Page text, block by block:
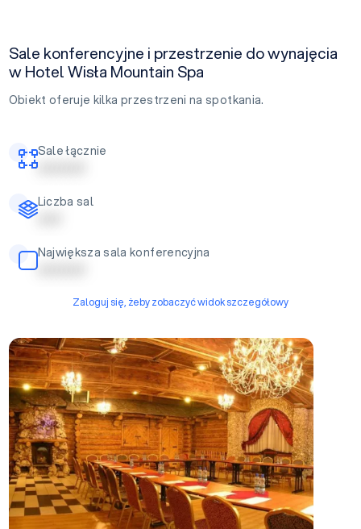
Sale konferencyjne i przestrzenie do wynajęcia
w Hotel Wisła Mountain Spa
Obiekt oferuje kilka przestrzeni na spotkania.
Sale łącznie
| | | | | | | | | |
Liczba sal
| | | | |
Największa sala konferencyjna
| | | | | | | | | |
Zaloguj się, żeby zobaczyć widok szczegółowy
Sala Alpejska